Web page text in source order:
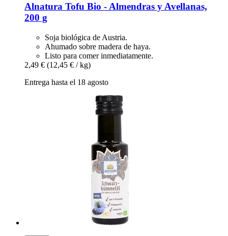
Alnatura Tofu Bio -​ Almendras y Avellanas,
200 g
Soja biológica de Austria.
Ahumado sobre madera de haya.
Listo para comer inmediatamente.
2,49 € (12,45 € / kg)
Entrega hasta el 18 agosto